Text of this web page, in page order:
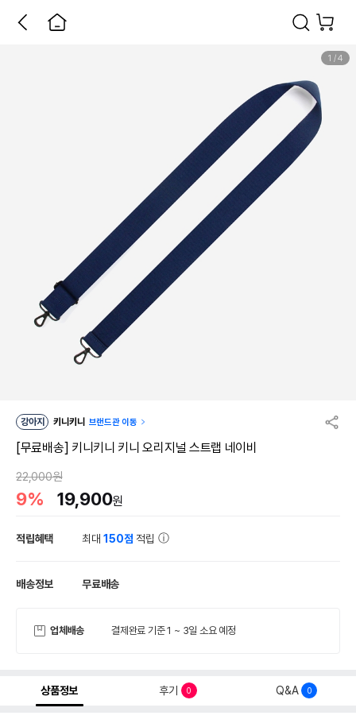
1 /4
강아지 키니키니 브랜드관 이동
[무료배송] 키니키니 키니 오리지널 스트랩 네이비
22,000원
9% 19,900원
적립혜택 최대150점 적립
배송정보 무료배송
업체배송 결제완료 기준 1 ~ 3일 소요 예정
상품정보 후기 0 Q&A 0